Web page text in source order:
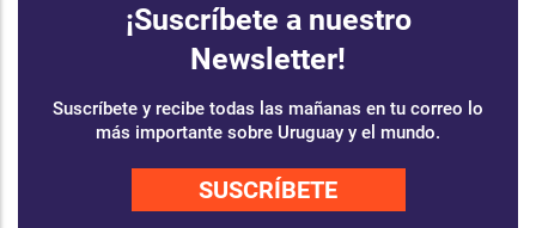
¡Suscríbete a nuestro
Newsletter!
Suscríbete y recibe todas las mañanas en tu correo lo
más importante sobre Uruguay y el mundo.
SUSCRÍBETE